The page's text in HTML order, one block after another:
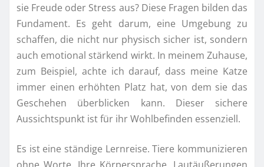
sie Freude oder Stress aus? Diese Fragen bilden das
Fundament. Es geht darum, eine Umgebung zu
schaffen, die nicht nur physisch sicher ist, sondern
auch emotional stärkend wirkt. In meinem Zuhause,
zum Beispiel, achte ich darauf, dass meine Katze
immer einen erhöhten Platz hat, von dem sie das
Geschehen überblicken kann. Dieser sichere
Aussichtspunkt ist für ihr Wohlbefinden essenziell.
Es ist eine ständige Lernreise. Tiere kommunizieren
ohne Worte. Ihre Körpersprache, Lautäußerungen